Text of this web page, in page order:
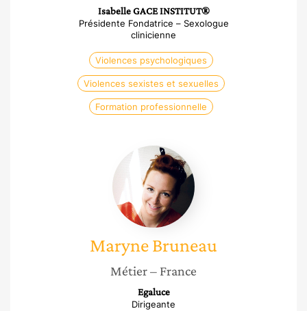
Isabelle GACE INSTITUT®
Présidente Fondatrice – Sexologue
clinicienne
Violences psychologiques
Violences sexistes et sexuelles
Formation professionnelle
Maryne
Bruneau
MaryneBruneau
Métier– France
Egaluce
Dirigeante